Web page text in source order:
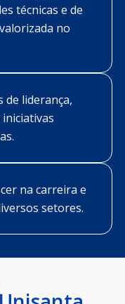
técnicas e de
no
de liderança,
na carreira e
setores.